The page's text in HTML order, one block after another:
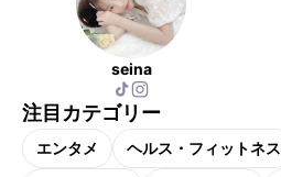
seina
注目カテゴリー
エンタメ ヘルス・フィットネス